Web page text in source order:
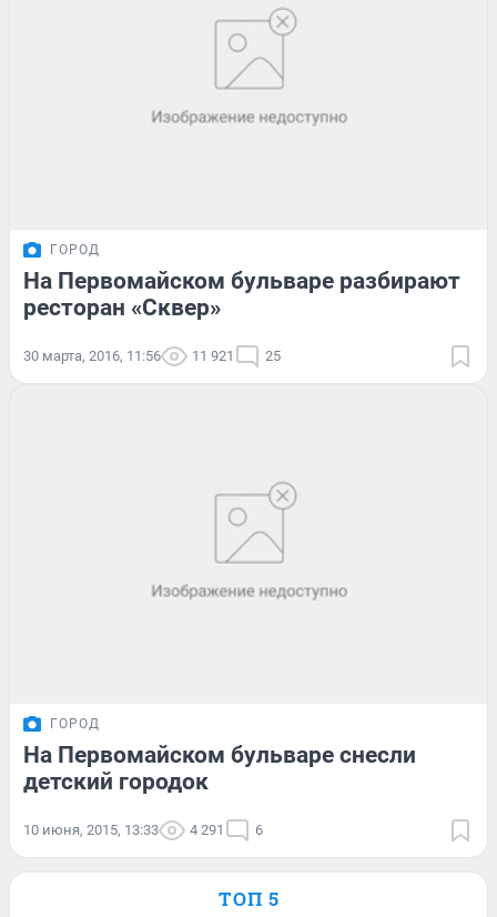
ГОРОД
На Первомайском бульваре разбирают
ресторан «Сквер»
30 марта, 2016, 11:56 11 921 25
ГОРОД
На Первомайском бульваре снесли
детский городок
10 июня, 2015, 13:33 4 291 6
ТОП 5